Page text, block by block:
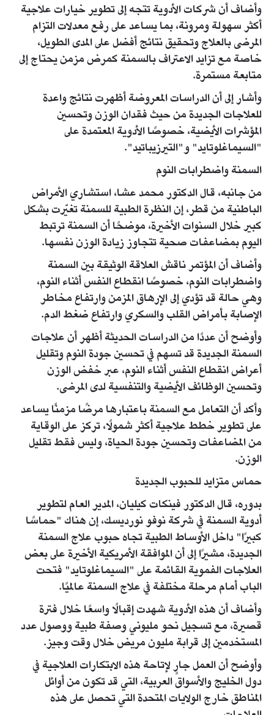
وأضاف أن شركات الأدوية تتجه إلى تطوير خيارات علاجية
أكثر سهولة ومرونة، بما يساعد على رفع معدلات التزام
المرضى بالعلاج وتحقيق نتائج أفضل على المدى الطويل،
خاصة مع تزايد الاعتراف بالسمنة كمرض مزمن يحتاج إلى
متابعة مستمرة.
وأشار إلى أن الدراسات المعروضة أظهرت نتائج واعدة
للعلاجات الجديدة من حيث فقدان الوزن وتحسين
المؤشرات الأيضية، خصوصًا الأدوية المعتمدة على
"السيماغلوتايد" و"التيرزيباتيد".
السمنة واضطرابات النوم
من جانبه، قال الدكتور محمد عشا، استشاري الأمراض
الباطنية من قطر، إن النظرة الطبية للسمنة تغيّرت بشكل
كبير خلال السنوات الأخيرة، موضحًا أن السمنة ترتبط
اليوم بمضاعفات صحية تتجاوز زيادة الوزن نفسها.
وأضاف أن المؤتمر ناقش العلاقة الوثيقة بين السمنة
واضطرابات النوم، خصوصًا انقطاع النفس أثناء النوم،
وهي حالة قد تؤدي إلى الإرهاق المزمن وارتفاع مخاطر
الإصابة بأمراض القلب والسكري وارتفاع ضغط الدم.
وأوضح أن عددًا من الدراسات الحديثة أظهر أن علاجات
السمنة الجديدة قد تسهم في تحسين جودة النوم وتقليل
أعراض انقطاع النفس أثناء النوم، عبر خفض الوزن
وتحسين الوظائف الأيضية والتنفسية لدى المرضى.
وأكد أن التعامل مع السمنة باعتبارها مرضًا مزمنًا يساعد
على تطوير خطط علاجية أكثر شمولًا، تركز على الوقاية
من المضاعفات وتحسين جودة الحياة، وليس فقط تقليل
الوزن.
حماس متزايد للحبوب الجديدة
بدوره، قال الدكتور فينكات كيليان، المدير العام لتطوير
أدوية السمنة في شركة نوفو نورديسك، إن هناك "حماسًا
كبيرًا" داخل الأوساط الطبية تجاه حبوب علاج السمنة
الجديدة، مشيرًا إلى أن الموافقة الأمريكية الأخيرة على بعض
العلاجات الفموية القائمة على "السيماغلوتايد" فتحت
الباب أمام مرحلة مختلفة في علاج السمنة عالميًا.
وأضاف أن هذه الأدوية شهدت إقبالًا واسعًا خلال فترة
قصيرة، مع تسجيل نحو مليوني وصفة طبية ووصول عدد
المستخدمين إلى قرابة مليون مريض خلال وقت وجيز.
وأوضح أن العمل جارٍ لإتاحة هذه الابتكارات العلاجية في
دول الخليج والأسواق العربية، التي قد تكون من أوائل
المناطق خارج الولايات المتحدة التي تحصل على هذه